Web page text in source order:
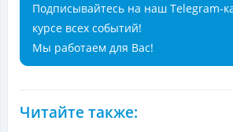
Подписывайтесь на наш Telegram-
курсе всех событий!
Мы работаем для Вас!
Читайте также: